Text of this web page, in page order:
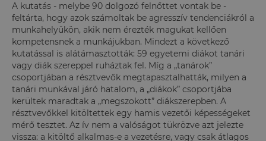
A kutatás - melybe 90 dolgozó felnőttet vontak be -
feltárta, hogy azok számoltak be agresszív tendenciákról a
munkahelyükön, akik nem érezték magukat kellően
kompetensnek a munkájukban. Mindezt a következő
kutatással is alátámasztották: 59 egyetemi diákot tanári
vagy diák szereppel ruháztak fel. Míg a „tanárok”
csoportjában a résztvevők megtapasztalhatták, milyen a
tanári munkával járó hatalom, a „diákok” csoportjába
kerültek maradtak a „megszokott” diákszerepben. A
résztvevőkkel kitöltettek egy hamis vezetői képességeket
mérő tesztet. Az ív nem a valóságot tükrözve azt jelezte
vissza: a kitöltő alkalmas-e a vezetésre, vagy csak átlagos